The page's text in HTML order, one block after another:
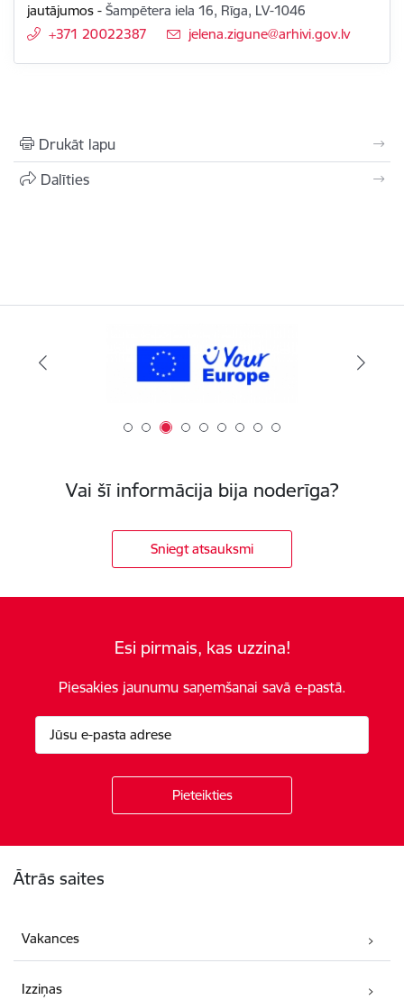
jautājumos -Šampētera iela 16, Rīga, LV-1046
+371 20022387
E-pasts:
jelena.zigune@arhivi.gov.lv
Drukāt lapu
Dalīties
Vai šī informācija bija noderīga?
Sniegt atsauksmi
Esi pirmais, kas uzzina!
Piesakies jaunumu saņemšanai savā e-pastā.
Ātrās saites
Vakances
Izziņas